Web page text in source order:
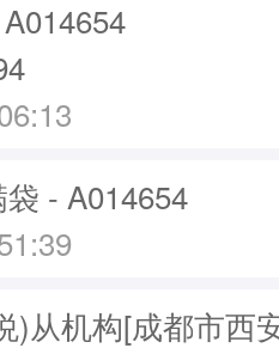
- A014654
)从机构[成都市西